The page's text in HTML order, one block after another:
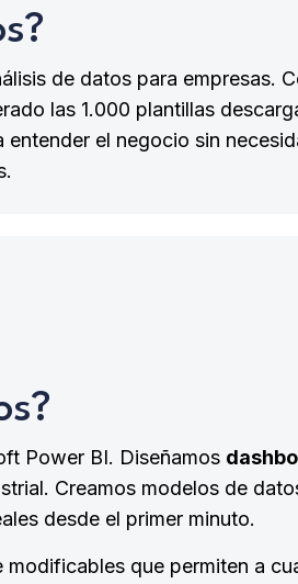
de datos para empresas.
las 1.000 plantillas
el negocio sin
Power BI. Diseñamos
Creamos modelos de
desde el primer minuto.
que permiten a